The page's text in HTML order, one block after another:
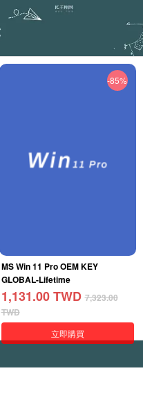
-85%
MS Win 11 Pro OEM KEY
GLOBAL-Lifetime
1,131.00 TWD 7,323.00
TWD
立即購買